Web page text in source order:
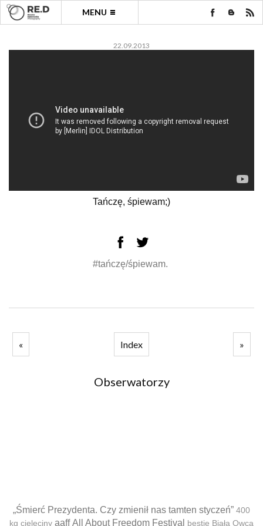
MENU
22.09.2013
Tańczę, śpiewam;)
#tańczę/śpiewam.
« Index »
Obserwatorzy
„Śmierć Prezydenta. Czy zmienił nas tamten styczeń” 400
kg cielęciny aaff All About Freedom Festival bestie Biała Owca